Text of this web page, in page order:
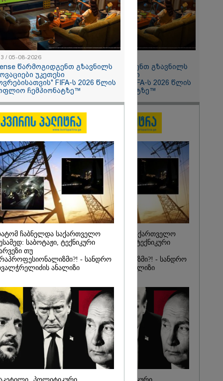
და
მათ
-
ორსული
ჩადენილი
5-ჯერ
მათ
არ
- ქეთა
Hisense წარმოგიდგენთ გზავნილს
"ინოვაციები უკეთესი
ცხოვრებისათვის" FIFA-ს 2026 წლის
მსოფლიო ჩემპიონატზე™
რატომ ჩაბნელდა საქართველო
მესამედ: საბოტაჟი, ტექნიკური
არაპროფესიონალიზმი?! - სანდრო
თვალჭრელიძის ანალიზი
/ 05-08-2026
წარმოგიდგენთ გზავნილს
უკეთესი
FIFA-ს 2026 წლის
ჩემპიონატზე™
ჩაბნელდა საქართველო
საბოტაჟი, ტექნიკური
თუ
- სანდრო
ანალიზი